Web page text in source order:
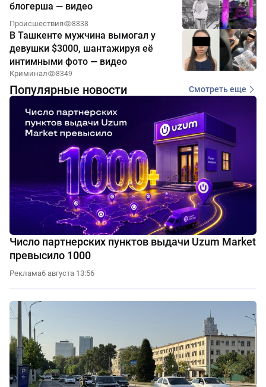
блогерша — видео
Происшествия 8838
В Ташкенте мужчина вымогал у
девушки $3000, шантажируя её
интимными фото — видео
Криминал 8349
Популярные новости Смотреть еще
Число партнерских пунктов выдачи Uzum Market
превысило 1000
Реклама6 августа 13:56